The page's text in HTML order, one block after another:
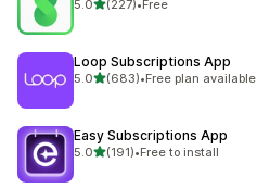
5.0 (227)
ทั้งหมด 227 รีวิว
•Free
Loop Subscriptions App
5.0เต็ม 5 ดาว
(683)
ทั้งหมด 683 รีวิว
•Free plan available
Easy Subscriptions App
5.0เต็ม 5 ดาว
(191)
ทั้งหมด 191 รีวิว
•Free to install